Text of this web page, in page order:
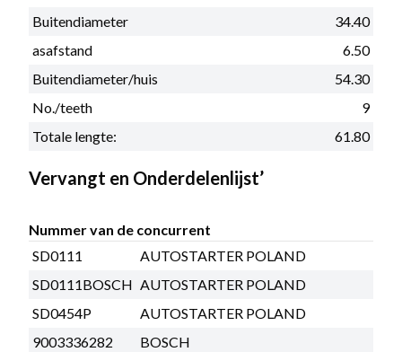
Buitendiameter
34.40
asafstand
6.50
Buitendiameter/huis
54.30
No./teeth
9
Totale lengte:
61.80
Vervangt en Onderdelenlijst’
Nummer van de concurrent
SD0111
AUTOSTARTER POLAND
SD0111BOSCH AUTOSTARTER POLAND
SD0454P
AUTOSTARTER POLAND
9003336282
BOSCH